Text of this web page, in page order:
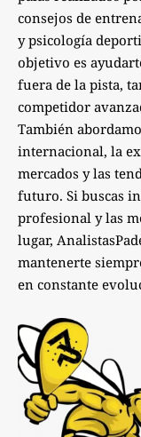
consejos de
y psicología
objetivo es
fuera de la pista,
competidor
También
internacional, la
mercados y las
futuro. Si buscas
profesional y las
lugar,
mantenerte
en constante